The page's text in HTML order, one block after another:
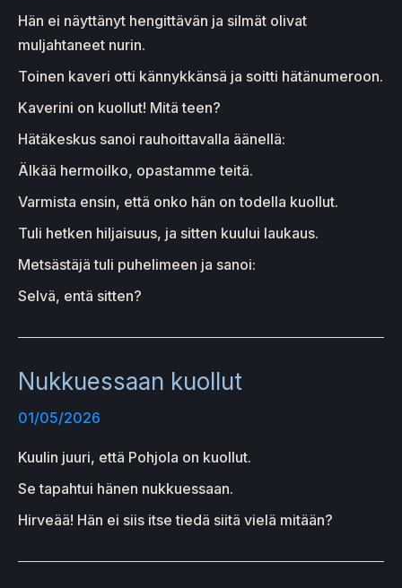
Hän ei näyttänyt hengittävän ja silmät olivat
muljahtaneet nurin.
Toinen kaveri otti kännykkänsä ja soitti hätänumeroon.
Kaverini on kuollut! Mitä teen?
Hätäkeskus sanoi rauhoittavalla äänellä:
Älkää hermoilko, opastamme teitä.
Varmista ensin, että onko hän on todella kuollut.
Tuli hetken hiljaisuus, ja sitten kuului laukaus.
Metsästäjä tuli puhelimeen ja sanoi:
Selvä, entä sitten?
Nukkuessaan kuollut
01/05/2026
Kuulin juuri, että Pohjola on kuollut.
Se tapahtui hänen nukkuessaan.
Hirveää! Hän ei siis itse tiedä siitä vielä mitään?